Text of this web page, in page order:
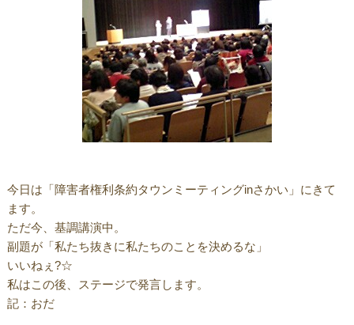
今日は「障害者権利条約タウンミーティングinさかい」にきて
ます。
ただ今、基調講演中。
副題が「私たち抜きに私たちのことを決めるな」
いいねぇ?☆
私はこの後、ステージで発言します。
記：おだ